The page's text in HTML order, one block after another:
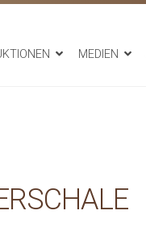
MEDIEN